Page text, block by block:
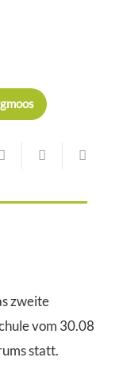
zweite
vom 30.08
statt.